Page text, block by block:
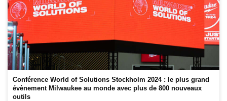
Conférence World of Solutions Stockholm 2024 : le plus grand
évènement Milwaukee au monde avec plus de 800 nouveaux
outils